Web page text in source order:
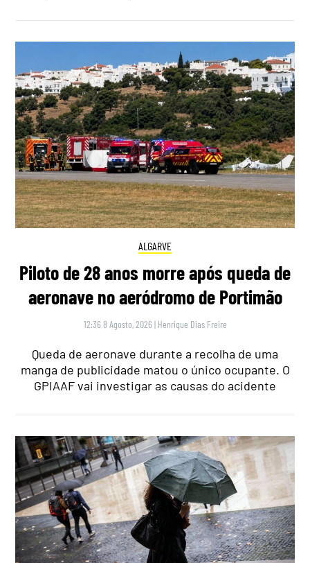
ALGARVE
Piloto de 28 anos morre após queda de
aeronave no aeródromo de Portimão
12:36 8 Agosto, 2026 | Henrique Dias Freire
Queda de aeronave durante a recolha de uma
manga de publicidade matou o único ocupante. O
GPIAAF vai investigar as causas do acidente